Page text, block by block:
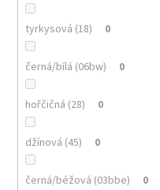
tyrkysová (18) 0
černá/bílá (06bw) 0
hořčičná (28) 0
džínová (45) 0
černá/béžová (03bbe) 0